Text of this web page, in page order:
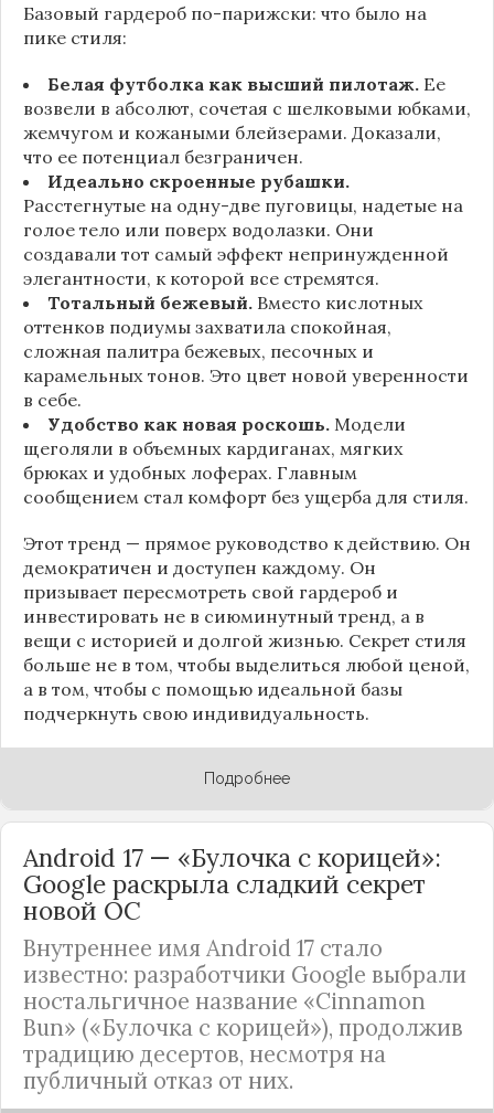
Базовый гардероб по-парижски: что было на
пике стиля:
Белая футболка как высший пилотаж. Ее
возвели в абсолют, сочетая с шелковыми юбками,
жемчугом и кожаными блейзерами. Доказали,
что ее потенциал безграничен.
Идеально скроенные рубашки.
Расстегнутые на одну-две пуговицы, надетые на
голое тело или поверх водолазки. Они
создавали тот самый эффект непринужденной
элегантности, к которой все стремятся.
Тотальный бежевый. Вместо кислотных
оттенков подиумы захватила спокойная,
сложная палитра бежевых, песочных и
карамельных тонов. Это цвет новой уверенности
в себе.
Удобство как новая роскошь. Модели
щеголяли в объемных кардиганах, мягких
брюках и удобных лоферах. Главным
сообщением стал комфорт без ущерба для стиля.
Этот тренд — прямое руководство к действию. Он
демократичен и доступен каждому. Он
призывает пересмотреть свой гардероб и
инвестировать не в сиюминутный тренд, а в
вещи с историей и долгой жизнью. Секрет стиля
больше не в том, чтобы выделиться любой ценой,
а в том, чтобы с помощью идеальной базы
подчеркнуть свою индивидуальность.
Подробнее
Android 17 — «Булочка с корицей»:
Google раскрыла сладкий секрет
новой ОС
Внутреннее имя Android 17 стало
известно: разработчики Google выбрали
ностальгичное название «Cinnamon
Bun» («Булочка с корицей»), продолжив
традицию десертов, несмотря на
публичный отказ от них.